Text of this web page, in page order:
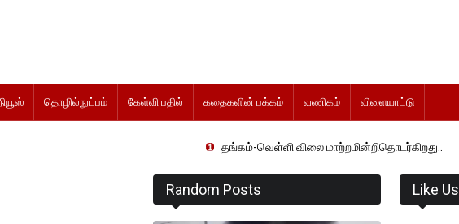
தொழில்நுட்பம் கேள்வி பதில் கதைகளின் பக்கம் வணிகம் விளையாட்டு
தங்கம்-வெள்ளி விலை மாற்றமின்றிதொடர்கிறது..
Random Posts Like Us